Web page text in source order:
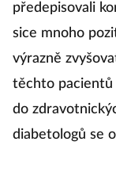
předepisovali
sice mnoho
výrazně
těchto pacientů
do
diabetologů se